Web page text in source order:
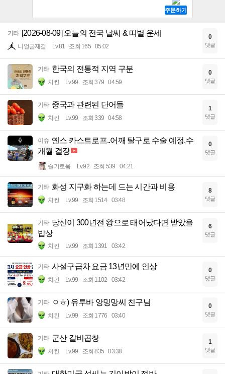
기타 [2026-08-09] 오늘의 전국 날씨 & 띠별 운세
니얼굴제길 Lv.81 조회 165 05:02
0
댓글
기타 한국의 전통적 지역 구분
치킨 Lv.99 조회 379 04:59
0
댓글
기타 중국과 관련된 단어들
치킨 Lv.99 조회 339 04:58
1
댓글
이슈 옌스 카스트로프..어깨 탈구로 수술 예정,수
개월 결장
슬기로움 Lv.92 조회 539 04:21
0
댓글
기타 화성 지구화 하는데 드는 시간과 비용
치킨 Lv.99 조회 1514 03:48
8
댓글
기타 당신이 300년전 왕으로 태어났다면 받았을
밥상
치킨 Lv.99 조회 1391 03:42
6
댓글
기타 사설구급차 요금 13년만에 인상
치킨 Lv.99 조회 1102 03:42
0
댓글
기타 ㅇㅎ) 유투바 앙밍망씨 친구님
치킨 Lv.99 조회 1776 03:40
0
댓글
기타 군산 갈비곱창
치킨 Lv.99 조회 835 03:38
1
댓글